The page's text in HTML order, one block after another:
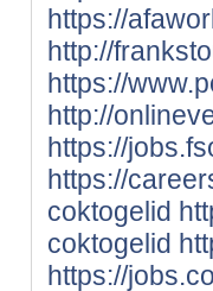
https://
http://
https://
http://
https://
https://
coktogelid
coktogelid
https://